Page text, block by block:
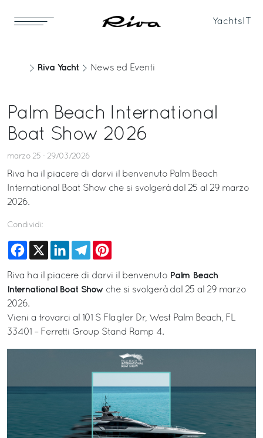
Yachts
Riva Yacht News ed Eventi
Palm Beach International
Boat Show 2026
marzo 25 - 29/03/2026
Riva ha il piacere di darvi il benvenuto Palm Beach
International Boat Show che si svolgerà dal 25 al 29 marzo
2026.
Condividi:
Facebook
X LinkedInTelegram
Riva ha il piacere di darvi il benvenuto Palm Beach
International Boat Show che si svolgerà dal 25 al 29 marzo
2026.
Vieni a trovarci al 101 S Flagler Dr, West Palm Beach, FL
33401 – Ferretti Group Stand Ramp 4.